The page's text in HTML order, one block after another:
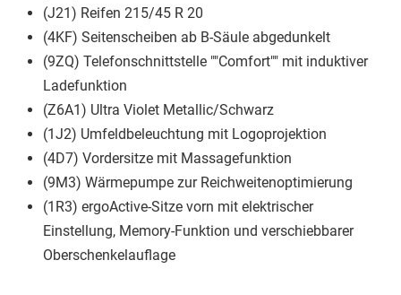
(J21) Reifen 215/45 R 20
(4KF) Seitenscheiben ab B-Säule abgedunkelt
(9ZQ) Telefonschnittstelle ""Comfort"" mit induktiver
Ladefunktion
(Z6A1) Ultra Violet Metallic/Schwarz
(1J2) Umfeldbeleuchtung mit Logoprojektion
(4D7) Vordersitze mit Massagefunktion
(9M3) Wärmepumpe zur Reichweitenoptimierung
(1R3) ergoActive-Sitze vorn mit elektrischer
Einstellung, Memory-Funktion und verschiebbarer
Oberschenkelauflage